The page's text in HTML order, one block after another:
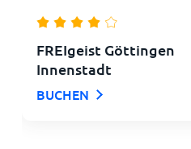
FREIgeist Göttingen
Innenstadt
BUCHEN